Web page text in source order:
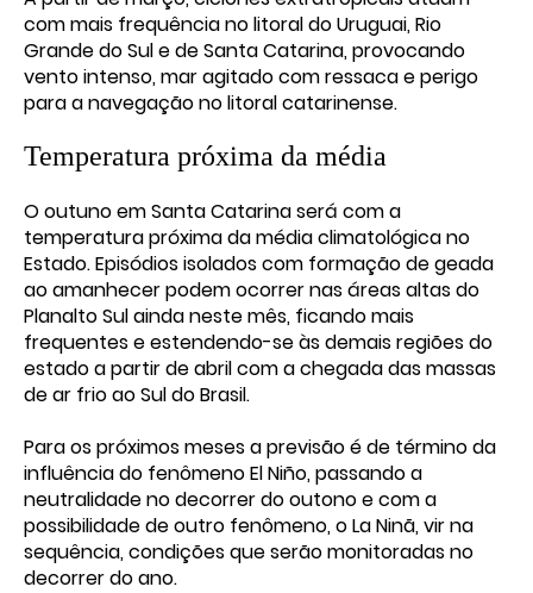
com mais frequência no litoral do Uruguai, Rio
Grande do Sul e de Santa Catarina, provocando
vento intenso, mar agitado com ressaca e perigo
para a navegação no litoral catarinense.
Temperatura próxima da média
O outuno em Santa Catarina será com a
temperatura próxima da média climatológica no
Estado. Episódios isolados com formação de geada
ao amanhecer podem ocorrer nas áreas altas do
Planalto Sul ainda neste mês, ficando mais
frequentes e estendendo-se às demais regiões do
estado a partir de abril com a chegada das massas
de ar frio ao Sul do Brasil.
Para os próximos meses a previsão é de término da
influência do fenômeno El Niño, passando a
neutralidade no decorrer do outono e com a
possibilidade de outro fenômeno, o La Ninã, vir na
sequência, condições que serão monitoradas no
decorrer do ano.